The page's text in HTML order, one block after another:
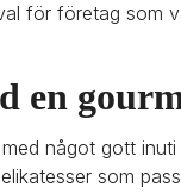
för företag som
en
något gott
som